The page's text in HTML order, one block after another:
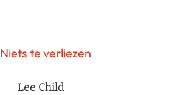
Niets te verliezen
Lee Child